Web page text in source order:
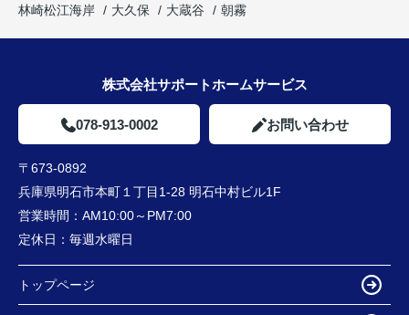
林崎松江海岸
大久保 大蔵谷 朝霧
株式会社サポートホームサービス
078-913-0002 お問い合わせ
〒673-0892
兵庫県明石市本町１丁目1-28 明石中村ビル1F
営業時間： AM10:00～PM7:00
定休日： 毎週水曜日
トップページ